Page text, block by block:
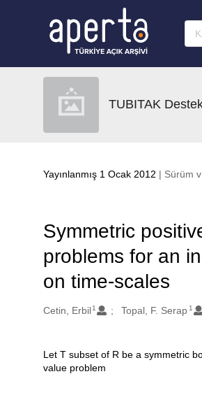
TUBITAK
Yayınlanmış 1 Ocak 2012 | Sürüm
Symmetric
problems for an
on time-scales
Oluşturanlar
Cetin, Erbil 1 Topal, F. Serap 1
Açıklama
Let T subset of R be a symmetric
value problem